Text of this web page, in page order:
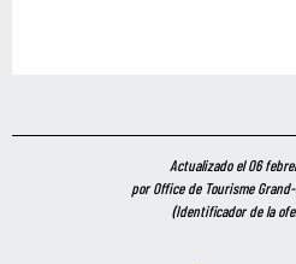
Actualizado el 06
por Office de Tourisme
(Identificador de la